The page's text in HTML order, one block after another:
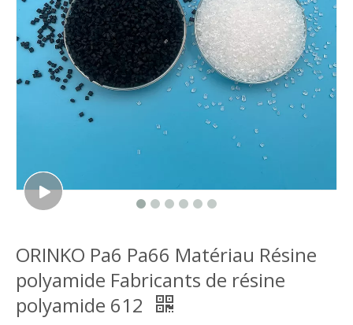
ORINKO Pa6 Pa66 Matériau Résine
polyamide Fabricants de résine
polyamide 612